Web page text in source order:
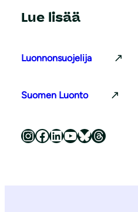
Lue lisää
Luonnonsuojelija
Suomen Luonto
Luonnonsuojeluliitto Instagramissa Luonnonsuojeluliitto Facebookissa Luonnonsuojeluliitto LinkedInissä Luonnonsuojeluliiton YouTube-kanava Luonnonsuojeluliitto Blueskyssa Luonnonsuojeluliitto Threadsissa